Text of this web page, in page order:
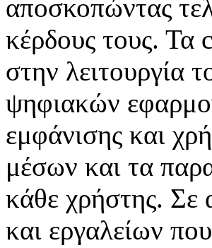
αποσκοπώντας
κέρδους τους. Τα
στην λειτουργία
ψηφιακών
εμφάνισης και
μέσων και τα
κάθε χρήστης.
και εργαλείων